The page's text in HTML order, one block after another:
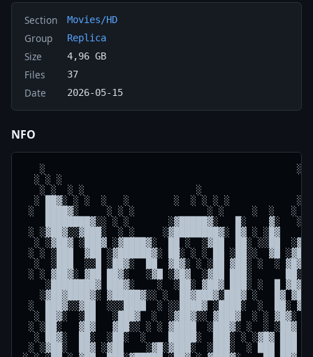
Section Movies/HD
Group Replica
Size 4,96 GB
Files 37
Date 2026-05-15
NFO
﻿   ░                                             ░ ░
░ ░ ░                                           ░
░ ░  ░ ░                    ░
░ ██▓░ ░ ░  ░   ░        ░  ░ ░ ░ ░            ░
░  ████▓░     ░ ░ ░             ░ ░     ░  ░   ░ ░
████████▓░░ ░ ░       ░▓█████▓░   █░    ▓░   ░
░ ░▓██▓░░▓███░  ░ ░     ░▓████████▓░ █▓ ░ ░█▓
░ ░▓██▓ ░███▓ ░▓████▓░  ██ ░  ░▓██  ██░ ░░██
░ ░ ░███  ▓██ ░▓██████▓░ ██░ ░ ░ ██ ░██░░  ▓█
░  ░███  ░░█ ░██▓░  ██  ▓█▓░ ░ ░██ ▓██░ ░  ░ ▓█▓░
░ ░ ▓██▓░ ▓██ ██▓░   ░▓█ ░▓█▓  ░▓██ ███░
░████████▓ ███▓░    ░  ░██░ ▓██▓ ███░ ░  █ ▓█▓░
░▓██▓████▓░ ▓█████▓░░ ░  ██▓███▓░███▓ ░   █▓
░  ███▓░░▓██  ░░░████  ░ ░░████▓ ░████░  ░  ██░
░ ██▓░  ░██   ░███▓  ░  ░▓██▓░░ ▓███▓  ░ ░ ▓█▓░
░ ░██░   ▓█▓   ▓██░░ ░ ░ ▓████  ░███▓░ ░  ░ ░██▓
░ ██▓░  ██░  ░██░  ░    █████░  ███░ ░ ░▓█▓ ███
░ ░▓██░  ██▓ ░▓██    ░▓█░▓███░  ░███░  ░ ███ ███